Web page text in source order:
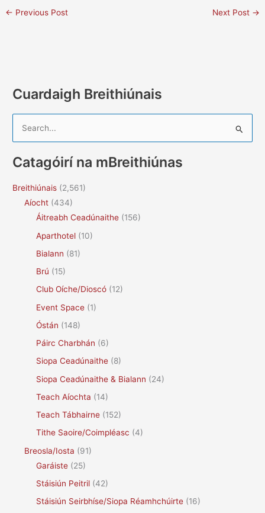
← Previous Post Next Post →
Cuardaigh Breithiúnais
r
c
Catagóirí na mBreithiúnas
Breithiúnais (2,561)
Aíocht (434)
Áitreabh Ceadúnaithe (156)
Aparthotel (10)
Bialann (81)
Brú (15)
Club Oíche/Dioscó (12)
Event Space (1)
Óstán (148)
Páirc Charbhán (6)
Siopa Ceadúnaithe (8)
Siopa Ceadúnaithe & Bialann (24)
Teach Aíochta (14)
Teach Tábhairne (152)
Tithe Saoire/Coimpléasc (4)
Breosla/Iosta (91)
Garáiste (25)
Stáisiún Peitril (42)
Stáisiún Seirbhíse/Siopa Réamhchúirte (16)